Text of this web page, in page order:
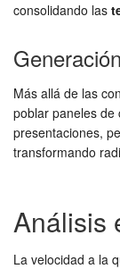
consolidando las
Más allá de las
poblar paneles de
presentaciones,
transformando
Análisis
La velocidad a la